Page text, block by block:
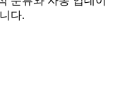
다.